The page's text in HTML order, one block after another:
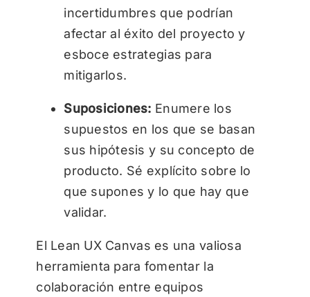
incertidumbres que podrían
afectar al éxito del proyecto y
esboce estrategias para
mitigarlos.
Suposiciones: Enumere los
supuestos en los que se basan
sus hipótesis y su concepto de
producto. Sé explícito sobre lo
que supones y lo que hay que
validar.
El Lean UX Canvas es una valiosa
herramienta para fomentar la
colaboración entre equipos